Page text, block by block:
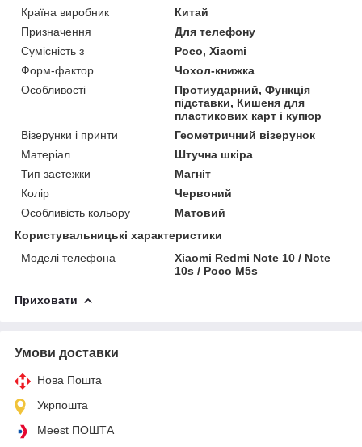
Країна виробник
Китай
Призначення
Для телефону
Сумісність з
Poco, Xiaomi
Форм-фактор
Чохол-книжка
Особливості
Протиударний, Функція
підставки, Кишеня для
пластикових карт і купюр
Візерунки і принти
Геометричний візерунок
Матеріал
Штучна шкіра
Тип застежки
Магніт
Колір
Червоний
Особливість кольору
Матовий
Користувальницькі характеристики
Моделі телефона
Xiaomi Redmi Note 10 / Note
10s / Poco M5s
Приховати
Умови доставки
Нова Пошта
Укрпошта
Meest ПОШТА